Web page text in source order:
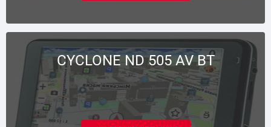
CYCLONE ND 505 AV BT